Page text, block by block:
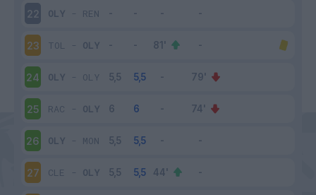
22 OLY - REN
23 TOL - OLY
24 OLY - OLY
25 RAC - OLY
26 OLY - MON
27 CLE - OLY